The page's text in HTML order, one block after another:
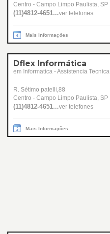
Centro - Campo Limpo Paulista, SP
(11)4812-4651...ver telefones
Mais Informações
Dflex Informática
em Informatica - Assistencia Tecnica
R. Sétimo patelli,88
Centro - Campo Limpo Paulista, SP
(11)4812-4651...ver telefones
Mais Informações